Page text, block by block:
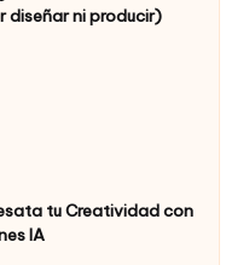
diseñar ni producir)
tu Creatividad con
IA